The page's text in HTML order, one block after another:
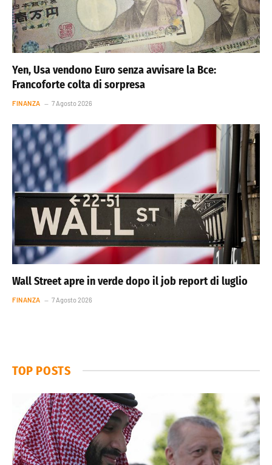
Yen, Usa vendono Euro senza avvisare la Bce:
Francoforte colta di sorpresa
FINANZA 7 Agosto 2026
Wall Street apre in verde dopo il job report di luglio
FINANZA 7 Agosto 2026
TOP POSTS